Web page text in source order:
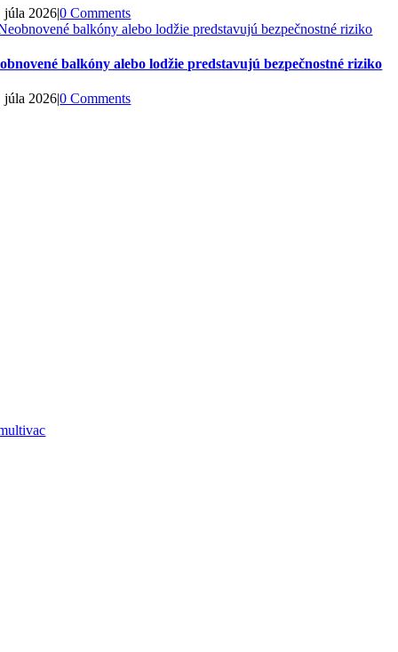
júla 2026|0 Comments
balkóny alebo lodžie predstavujú bezpečnostné riziko
júla 2026|0 Comments